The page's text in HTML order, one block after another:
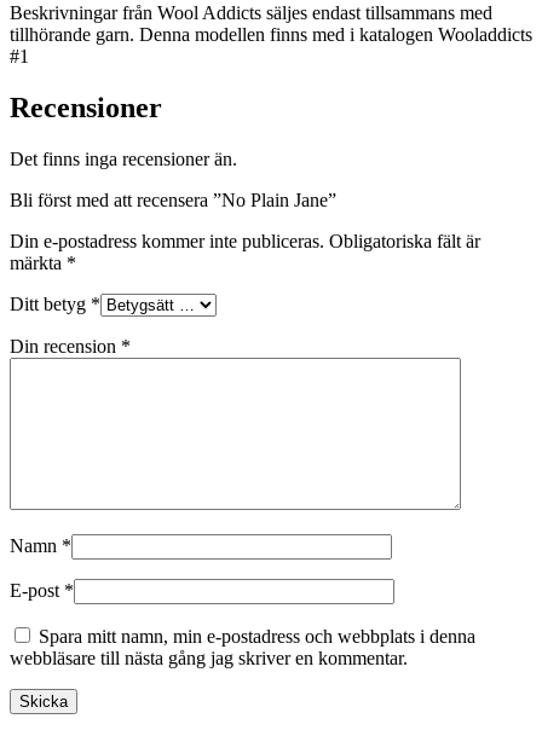
Beskrivningar från Wool Addicts säljes endast tillsammans med
tillhörande garn. Denna modellen finns med i katalogen Wooladdicts
#1
Recensioner
Det finns inga recensioner än.
Bli först med att recensera ”No Plain Jane”
Din e-postadress kommer inte publiceras. Obligatoriska fält är
märkta *
Ditt betyg *
Din recension *
Namn *
E-post *
Spara mitt namn, min e-postadress och webbplats i denna
webbläsare till nästa gång jag skriver en kommentar.